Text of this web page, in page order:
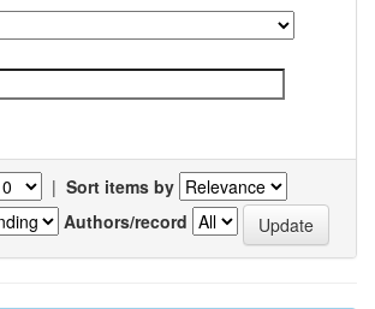
| Sort items by
Authors/record